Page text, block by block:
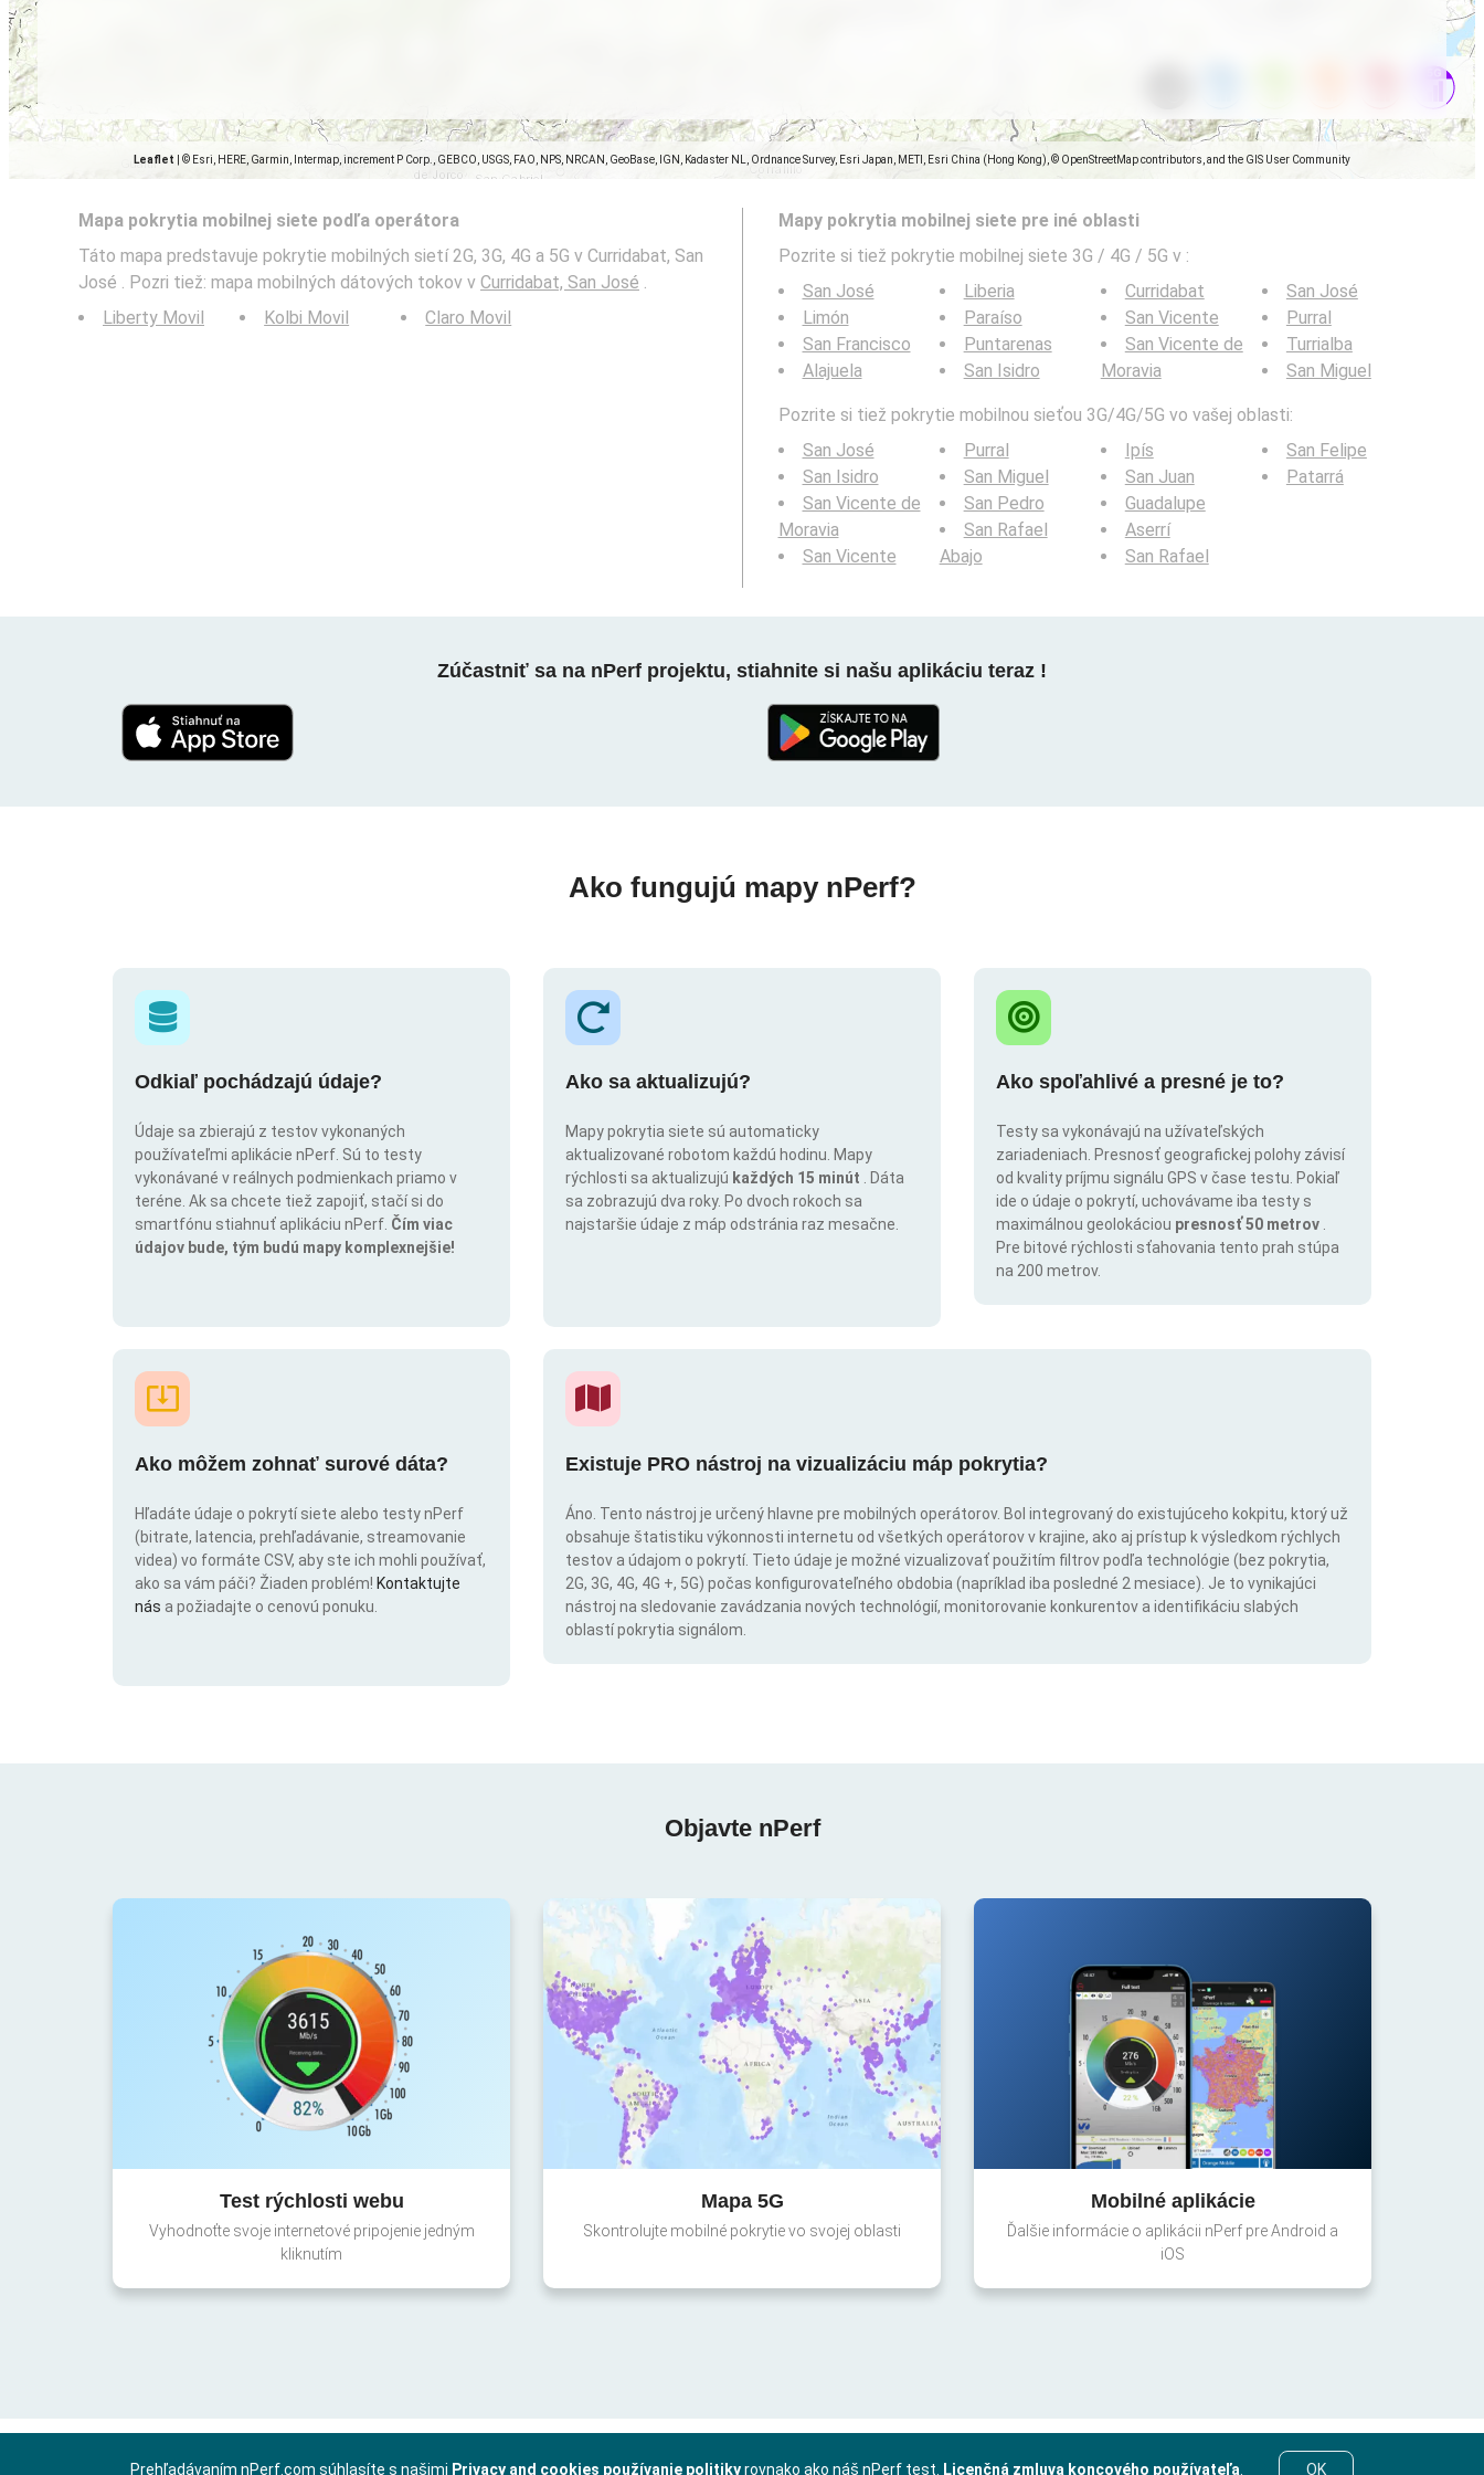
Leaflet © Esri, HERE, Garmin, Intermap, increment P Corp., GEBCO, USGS, FAO, NPS, NRCAN, GeoBase, IGN, Kadaster NL, Ordnance Survey, Esri Japan, METI, Esri China (Hong Kong), © OpenStreetMap contributors, and the GIS User Community
Mapa pokrytia mobilnej siete podľa operátora
Táto mapa predstavuje pokrytie mobilných sietí 2G, 3G, 4G a 5G v Curridabat, San
José . Pozri tiež: mapa mobilných dátových tokov v Curridabat, San José .
Liberty Movil
Kolbi Movil Claro Movil
Mapy pokrytia mobilnej siete pre iné oblasti
Pozrite si tiež pokrytie mobilnej siete 3G / 4G / 5G v :
San José
Limón
San Francisco
Alajuela
Liberia
Paraíso
Puntarenas
San Isidro
Curridabat
San Vicente
San Vicente de
Moravia
San José
Purral
Turrialba
San Miguel
Pozrite si tiež pokrytie mobilnou sieťou 3G/4G/5G vo vašej oblasti:
San José
San Isidro
San Vicente de
Moravia
San Vicente
Purral
San Miguel
San Pedro
San Rafael
Abajo
Ipís
San Juan
Guadalupe
Aserrí
San Rafael
San Felipe
Patarrá
Zúčastniť sa na nPerf projektu, stiahnite si našu aplikáciu teraz !
Ako fungujú mapy nPerf?
Odkiaľ pochádzajú údaje?
Údaje sa zbierajú z testov vykonaných
používateľmi aplikácie nPerf. Sú to testy
vykonávané v reálnych podmienkach priamo v
teréne. Ak sa chcete tiež zapojiť, stačí si do
smartfónu stiahnuť aplikáciu nPerf. Čím viac
údajov bude, tým budú mapy komplexnejšie!
Ako sa aktualizujú?
Mapy pokrytia siete sú automaticky
aktualizované robotom každú hodinu. Mapy
rýchlosti sa aktualizujú každých 15 minút
. Dáta
sa zobrazujú dva roky. Po dvoch rokoch sa
najstaršie údaje z máp odstránia raz mesačne.
Ako spoľahlivé a presné je to?
Testy sa vykonávajú na užívateľských
zariadeniach. Presnosť geografickej polohy závisí
od kvality príjmu signálu GPS v čase testu. Pokiaľ
ide o údaje o pokrytí, uchovávame iba testy s
maximálnou geolokáciou presnosť 50 metrov
Pre bitové rýchlosti sťahovania tento prah stúpa
na 200 metrov.
Ako môžem zohnať surové dáta?
Hľadáte údaje o pokrytí siete alebo testy nPerf
(bitrate, latencia, prehľadávanie, streamovanie
videa) vo formáte CSV, aby ste ich mohli používať,
ako sa vám páči? Žiaden problém! Kontaktujte
nás a požiadajte o cenovú ponuku.
Existuje PRO nástroj na vizualizáciu máp pokrytia?
Áno. Tento nástroj je určený hlavne pre mobilných operátorov. Bol integrovaný do existujúceho kokpitu, ktorý už
obsahuje štatistiku výkonnosti internetu od všetkých operátorov v krajine, ako aj prístup k výsledkom rýchlych
testov a údajom o pokrytí. Tieto údaje je možné vizualizovať použitím filtrov podľa technológie (bez pokrytia,
2G, 3G, 4G, 4G +, 5G) počas konfigurovateľného obdobia (napríklad iba posledné 2 mesiace). Je to vynikajúci
nástroj na sledovanie zavádzania nových technológií, monitorovanie konkurentov a identifikáciu slabých
oblastí pokrytia signálom.
Objavte nPerf
Test rýchlosti webu
Vyhodnoťte svoje internetové pripojenie jedným
kliknutím
Mapa 5G
Skontrolujte mobilné pokrytie vo svojej oblasti
Mobilné aplikácie
Ďalšie informácie o aplikácii nPerf pre Android a
iOS
Prehľadávaním nPerf.com súhlasíte s našimi Privacy and cookies používanie politikyrovnako ako náš nPerf test. Licenčná zmluva koncového používateľa OK